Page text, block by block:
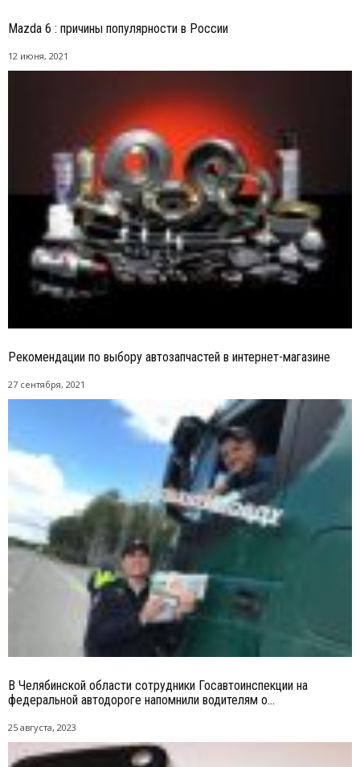
Mazda 6 : причины популярности в России
12 июня, 2021
Рекомендации по выбору автозапчастей в интернет-магазине
27 сентября, 2021
В Челябинской области сотрудники Госавтоинспекции на
федеральной автодороге напомнили водителям о...
25 августа, 2023